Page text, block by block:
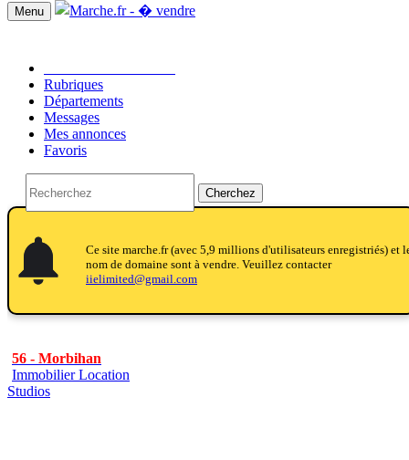
Menu
Rubriques
Départements
Messages
Mes annonces
Favoris
Cherchez
notifications
notifications
Ce site marche.fr (avec 5,9 millions d'utilisateurs enregistriés) et
nom de domaine sont à vendre. Veuillez contacter
iielimited@gmail.com
56 - Morbihan
Immobilier Location
Studios